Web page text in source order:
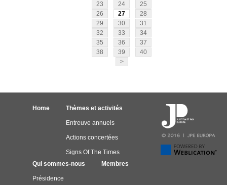
23
24
25
26
27
28
29
30
31
32
33
34
35
36
37
38
39
40
>
Home Thèmes et activités
Entreuve annuels
Actions concertées
Signs Of The Times
Qui sommes-nous
Présidence
Membres